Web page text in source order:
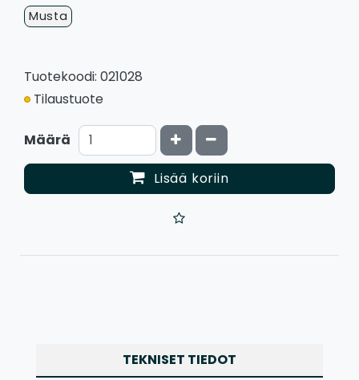
Musta
Tuotekoodi: 021028
Tilaustuote
Määrä Kasvata määrää
Vähennä määrää
Lisää koriin
TEKNISET TIEDOT